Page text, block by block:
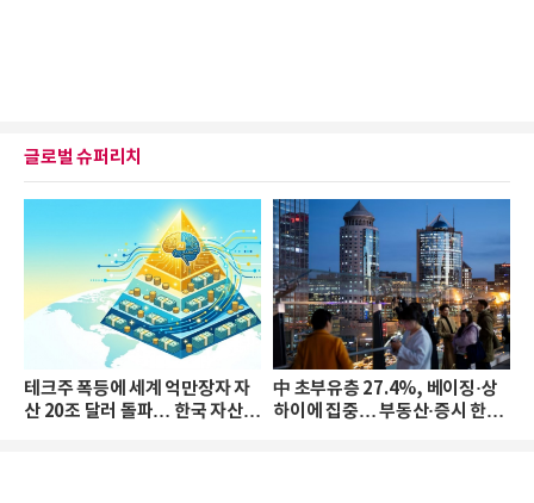
글로벌 슈퍼리치
테크주 폭등에 세계 억만장자 자
산 20조 달러 돌파… 한국 자산
中 초부유층 27.4%, 베이징·상
하이에 집중… 부동산·증시 한파